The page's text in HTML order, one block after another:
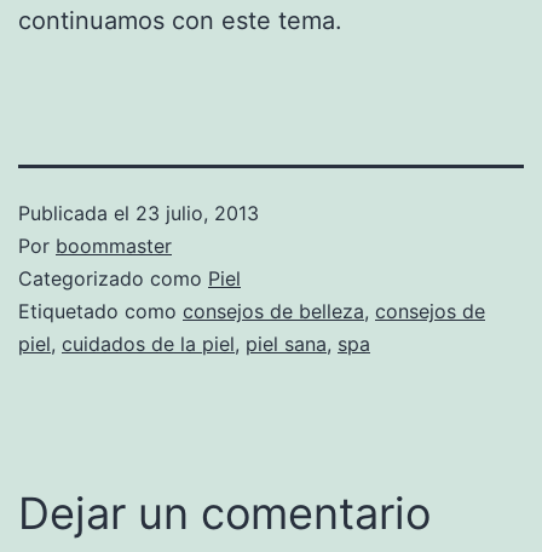
continuamos con este tema.
Publicada el 23 julio, 2013
Por boommaster
Categorizado como Piel
Etiquetado como consejos de belleza, consejos de
piel, cuidados de la piel, piel sana, spa
Dejar un comentario